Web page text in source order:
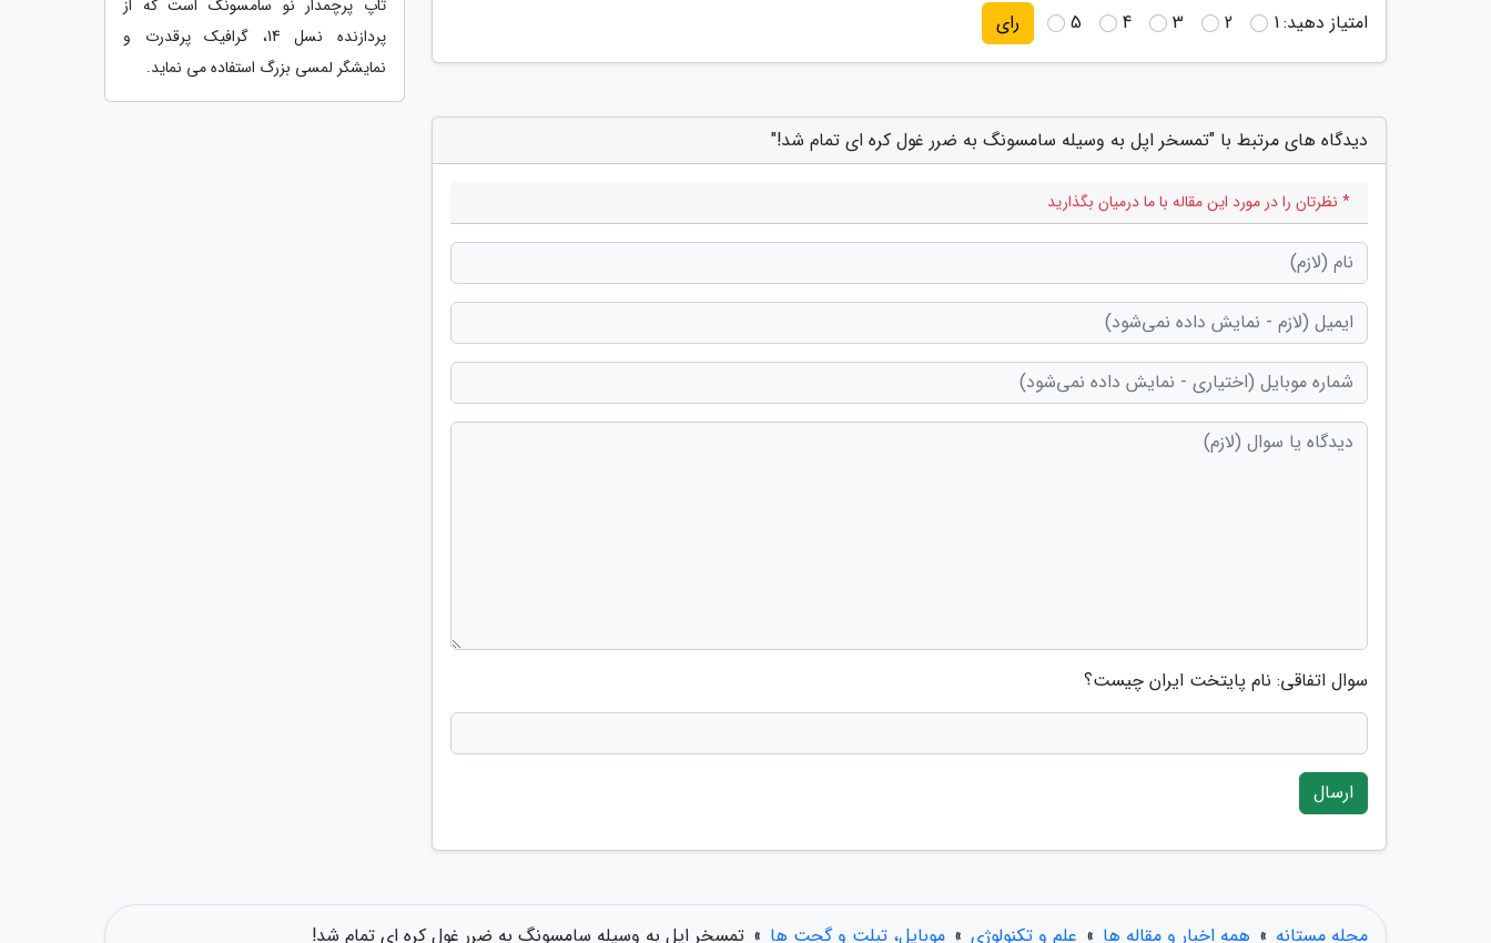
امتیاز دهید:1
2
3
4
5 رای
دیدگاه های مرتبط با "تمسخر اپل به وسیله سامسونگ به ضرر غول کره ای تمام شد!"
* نظرتان را در مورد این مقاله با ما درمیان بگذارید
سوال اتفاقی: نام پایتخت ایران چیست؟
ارسال
تاپ پرچمدار نو سامسونگ است که از
پردازنده نسل 14، گرافیک پرقدرت و
نمایشگر لمسی بزرگ استفاده می نماید.
مجله مستانه » همه اخبار و مقاله ها » علم و تکنولوژی » موبایل، تبلت و گجت ها » تمسخر اپل به وسیله سامسونگ به ضرر غول کره ای تمام شد!